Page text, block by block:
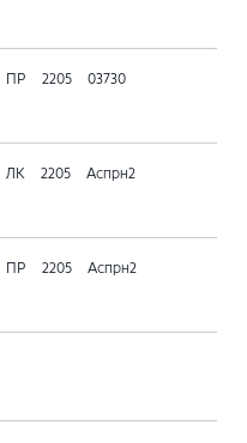
ПР 2205 03730
ЛК 2205 Аспрн2
ПР 2205 Аспрн2